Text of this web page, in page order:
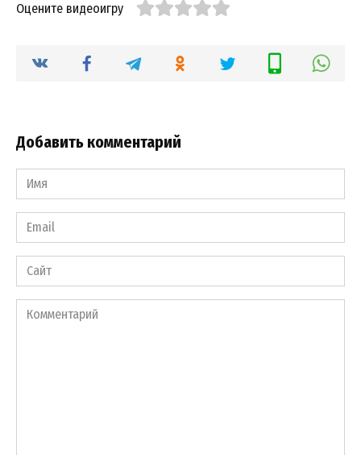
Оцените видеоигру
Добавить комментарий
Имя
*
Email
*
Сайт
Комментарий